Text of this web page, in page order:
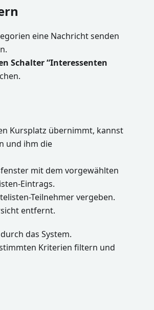
eine Nachricht senden
Schalter “Interessenten
Kursplatz übernimmt, kannst
und ihm die
mit dem vorgewählten
Eintrags.
Teilnehmer vergeben.
entfernt.
das System.
Kriterien filtern und